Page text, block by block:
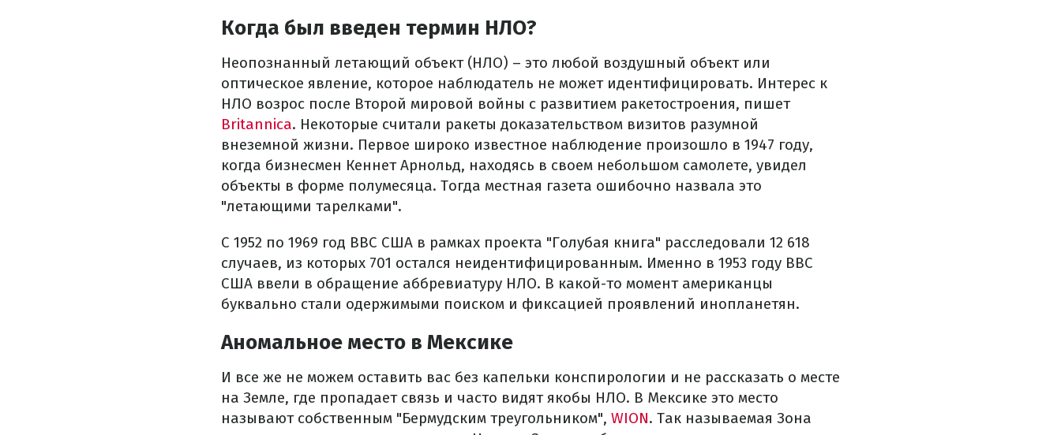
Когда был введен термин НЛО?
Неопознанный летающий объект (НЛО) – это любой воздушный объект или
оптическое явление, которое наблюдатель не может идентифицировать. Интерес к
НЛО возрос после Второй мировой войны с развитием ракетостроения, пишет
Britannica. Некоторые считали ракеты доказательством визитов разумной
внеземной жизни. Первое широко известное наблюдение произошло в 1947 году,
когда бизнесмен Кеннет Арнольд, находясь в своем небольшом самолете, увидел
объекты в форме полумесяца. Тогда местная газета ошибочно назвала это
"летающими тарелками".
С 1952 по 1969 год ВВС США в рамках проекта "Голубая книга" расследовали 12 618
случаев, из которых 701 остался неидентифицированным. Именно в 1953 году ВВС
США ввели в обращение аббревиатуру НЛО. В какой-то момент американцы
буквально стали одержимыми поиском и фиксацией проявлений инопланетян.
Аномальное место в Мексике
И все же не можем оставить вас без капельки конспирологии и не рассказать о месте
на Земле, где пропадает связь и часто видят якобы НЛО. В Мексике это место
называют собственным "Бермудским треугольником", WION. Так называемая Зона